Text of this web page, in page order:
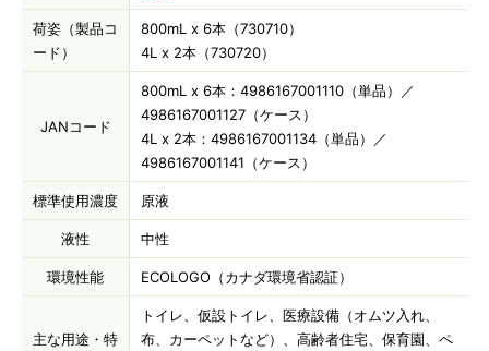
荷姿（製品コ
ード）
800mL x 6本（730710）
4L x 2本（730720）
JANコード
800mL x 6本：4986167001110（単品）／
4986167001127（ケース）
4L x 2本：4986167001134（単品）／
4986167001141（ケース）
標準使用濃度 原液
液性 中性
環境性能 ECOLOGO（カナダ環境省認証）
主な用途・特
トイレ、仮設トイレ、医療設備（オムツ入れ、
布、カーペットなど）、高齢者住宅、保育園、ペ